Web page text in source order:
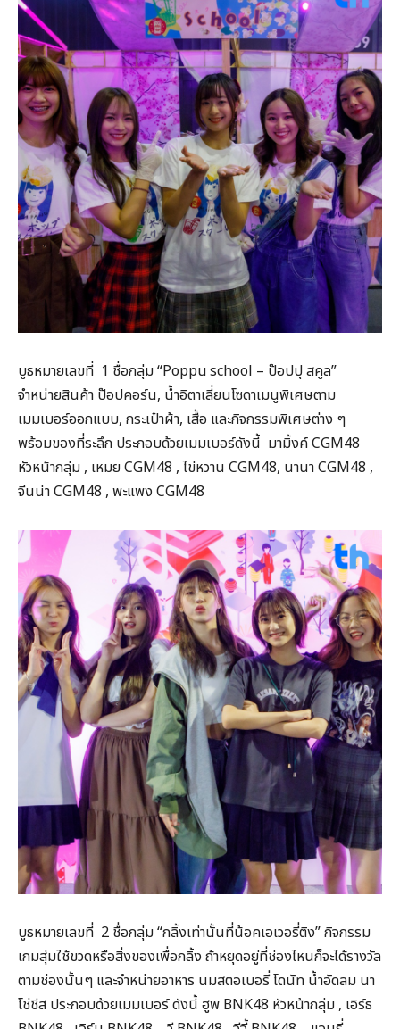
บูธหมายเลขที่ 1 ชื่อกลุ่ม “Poppu school – ป๊อปปุ สคูล”
จำหน่ายสินค้า ป๊อปคอร์น, น้ำอิตาเลี่ยนโซดาเมนูพิเศษตาม
เมมเบอร์ออกแบบ, กระเป๋าผ้า, เสื้อ และกิจกรรมพิเศษต่าง ๆ
พร้อมของที่ระลึก ประกอบด้วยเมมเบอร์ดังนี้ มามิ้งค์ CGM48
หัวหน้ากลุ่ม , เหมย CGM48 , ไข่หวาน CGM48, นานา CGM48 ,
จีนน่า CGM48 , พะแพง CGM48
บูธหมายเลขที่ 2 ชื่อกลุ่ม “กลิ้งเท่านั้นที่น้อคเอเวอรี่ติง” กิจกรรม
เกมสุ่มใช้ขวดหรือสิ่งของเพื่อกลิ้ง ถ้าหยุดอยู่ที่ช่องไหนก็จะได้รางวัล
ตามช่องนั้นๆ และจำหน่ายอาหาร นมสตอเบอรี่ โดนัท น้ำอัดลม นา
โช่ชีส ประกอบด้วยเมมเบอร์ ดังนี้ ฮูพ BNK48 หัวหน้ากลุ่ม , เอิร์ธ